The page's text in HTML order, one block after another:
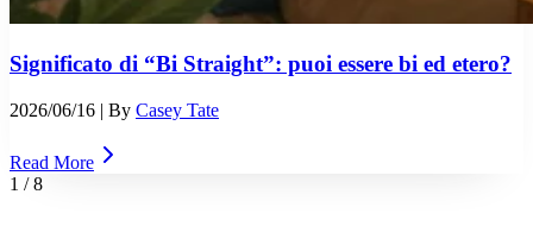
Significato di “Bi Straight”: puoi essere bi ed etero?
2026/06/16 | By Casey Tate
Read More
1 /8